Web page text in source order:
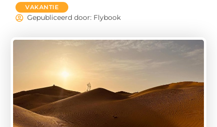
VAKANTIE
Gepubliceerd door: Flybook